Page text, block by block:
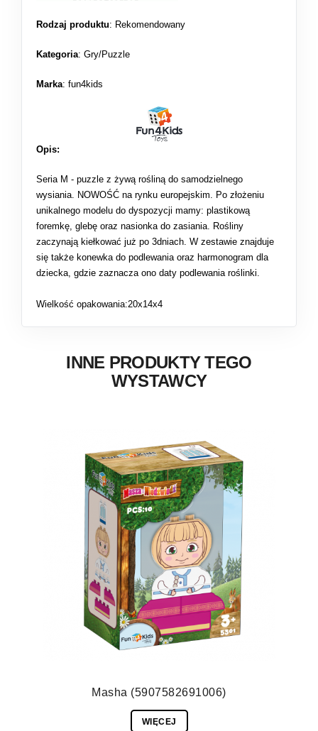
Rodzaj produktu: Rekomendowany
Kategoria: Gry/Puzzle
Marka: fun4kids
Opis:
Seria M - puzzle z żywą rośliną do samodzielnego
wysiania. NOWOŚĆ na rynku europejskim. Po złożeniu
unikalnego modelu do dyspozycji mamy: plastikową
foremkę, glebę oraz nasionka do zasiania. Rośliny
zaczynają kiełkować już po 3dniach. W zestawie znajduje
się także konewka do podlewania oraz harmonogram dla
dziecka, gdzie zaznacza ono daty podlewania roślinki.
Wielkość opakowania:20x14x4
INNE PRODUKTY TEGO
WYSTAWCY
Masha (5907582691006)
WIĘCEJ